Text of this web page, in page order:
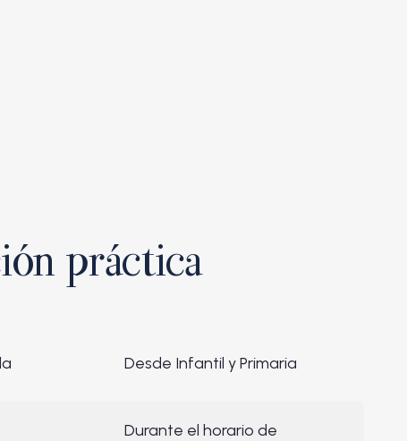
práctica
Desde Infantil y Primaria
Durante el horario de